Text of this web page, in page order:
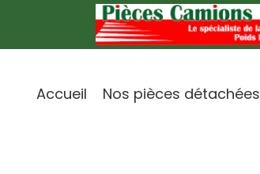
Accueil Nos pièces détachées